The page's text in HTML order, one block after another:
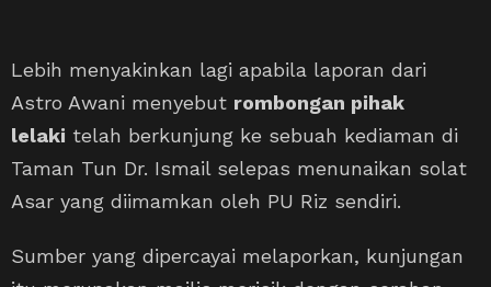
Lebih menyakinkan lagi apabila laporan dari
Astro Awani menyebut rombongan pihak
lelaki telah berkunjung ke sebuah kediaman di
Taman Tun Dr. Ismail selepas menunaikan solat
Asar yang diimamkan oleh PU Riz sendiri.
Sumber yang dipercayai melaporkan, kunjungan